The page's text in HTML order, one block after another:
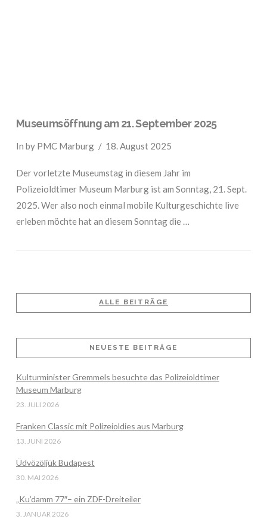
Museumsöffnung am 21. September 2025
In by PMC Marburg 18. August 2025
Der vorletzte Museumstag in diesem Jahr im
Polizeioldtimer Museum Marburg ist am Sonntag, 21. Sept.
2025. Wer also noch einmal mobile Kulturgeschichte live
erleben möchte hat an diesem Sonntag die …
ALLE BEITRÄGE
NEUESTE BEITRÄGE
Kulturminister Gremmels besuchte das Polizeioldtimer
Museum Marburg
23. JULI 2026
Franken Classic mit Polizeioldies aus Marburg
13. JUNI 2026
Üdvözöljük Budapest
30. MAI 2026
„Ku’damm 77″– ein ZDF-Dreiteiler
3. JANUAR 2026